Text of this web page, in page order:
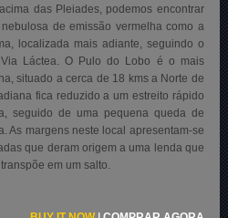
das Pleiades, podemos encontrar
de emissão vermelha como a
localizada mais adiante, seguindo o
Láctea.O Pulo do Lobo é o mais
situado a cerca de 18 kms a Norte de
fica reduzido a um estreito rápido
seguido de uma pequena queda de
As margens neste local apresentam-se
que deram origem a uma lenda que
em um salto.